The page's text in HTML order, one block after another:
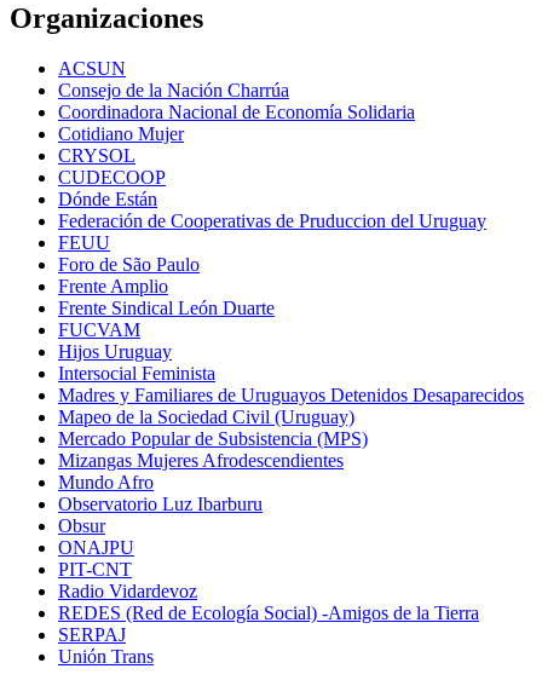
Organizaciones
ACSUN
Consejo de la Nación Charrúa
Coordinadora Nacional de Economía Solidaria
Cotidiano Mujer
CRYSOL
CUDECOOP
Dónde Están
Federación de Cooperativas de Pruduccion del Uruguay
FEUU
Foro de São Paulo
Frente Amplio
Frente Sindical León Duarte
FUCVAM
Hijos Uruguay
Intersocial Feminista
Madres y Familiares de Uruguayos Detenidos Desaparecidos
Mapeo de la Sociedad Civil (Uruguay)
Mercado Popular de Subsistencia (MPS)
Mizangas Mujeres Afrodescendientes
Mundo Afro
Observatorio Luz Ibarburu
Obsur
ONAJPU
PIT-CNT
Radio Vidardevoz
REDES (Red de Ecología Social) -Amigos de la Tierra
SERPAJ
Unión Trans